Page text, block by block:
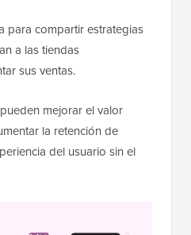
para compartir estrategias
a las tiendas
sus ventas.
mejorar el valor
la retención de
del usuario sin el